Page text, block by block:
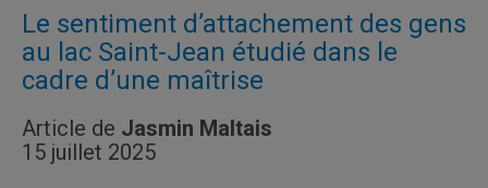
Le sentiment d’attachement des gens
au lac Saint-Jean étudié dans le
cadre d’une maîtrise
Article de Jasmin Maltais
15 juillet 2025